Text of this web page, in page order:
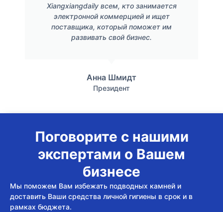
Xiangxiangdaily всем, кто занимается
электронной коммерцией и ищет
поставщика, который поможет им
развивать свой бизнес.
Анна Шмидт
Президент
Поговорите с нашими
экспертами о Вашем
бизнесе
Мы поможем Вам избежать подводных камней и
доставить Ваши средства личной гигиены в срок и в
рамках бюджета.